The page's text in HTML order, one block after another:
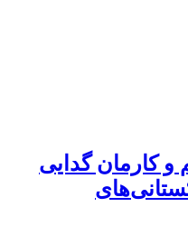
کارمان گدایی